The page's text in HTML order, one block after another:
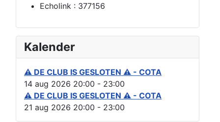
Echolink : 377156
Kalender
⚠ DE CLUB IS GESLOTEN ⚠ - COTA
14 aug 2026 20:00 - 23:00
⚠ DE CLUB IS GESLOTEN ⚠ - COTA
21 aug 2026 20:00 - 23:00